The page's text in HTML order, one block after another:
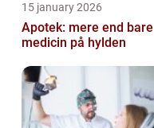
15 january 2026
Apotek: mere end bare
medicin på hylden